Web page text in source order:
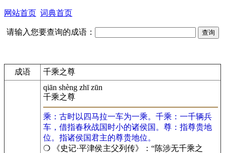
网站首页 词典首页
请输入您要查询的成语：
成语 千乘之尊
qiān shèng zhī zūn
千乘之尊
乘：古时以四马拉一车为一乘。千乘：一千辆兵
车，借指春秋战国时小的诸侯国。尊：指尊贵地
位。指诸侯国君主的尊贵地位。
❍ 《史记·平津侯主父列传》：“陈涉无千乘之